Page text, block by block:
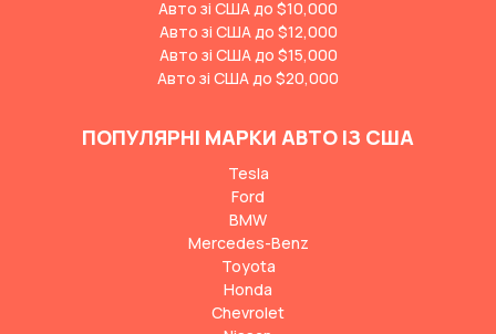
Авто зі США до $10,000
Авто зі США до $12,000
Авто зі США до $15,000
Авто зі США до $20,000
ПОПУЛЯРНІ МАРКИ АВТО ІЗ США
Tesla
Ford
BMW
Mercedes-Benz
Toyota
Honda
Chevrolet